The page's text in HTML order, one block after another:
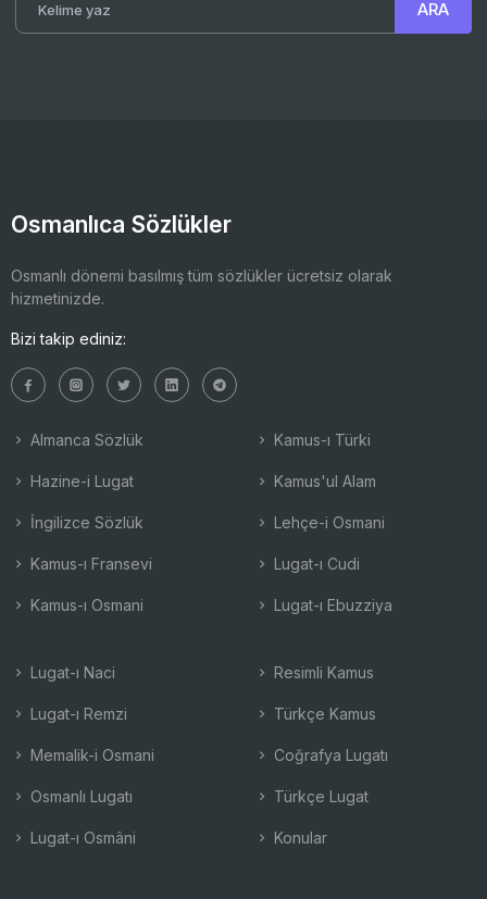
Osmanlıca Sözlükler
Osmanlı dönemi basılmış tüm sözlükler ücretsiz olarak
hizmetinizde.
Bizi takip ediniz:
Almanca Sözlük
Hazine-i Lugat
İngilizce Sözlük
Kamus-ı Fransevi
Kamus-ı Osmani
Kamus-ı Türki
Kamus'ul Alam
Lehçe-i Osmani
Lugat-ı Cudi
Lugat-ı Ebuzziya
Lugat-ı Naci
Lugat-ı Remzi
Memalik-i Osmani
Osmanlı Lugatı
Lugat-ı Osmâni
Resimli Kamus
Türkçe Kamus
Coğrafya Lugatı
Türkçe Lugat
Konular